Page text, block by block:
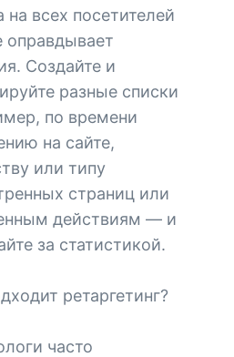
на всех посетителей
оправдывает
Создайте и
разные списки
по времени
на сайте,
или типу
страниц или
действиям — и
за статистикой.
ретаргетинг?
часто